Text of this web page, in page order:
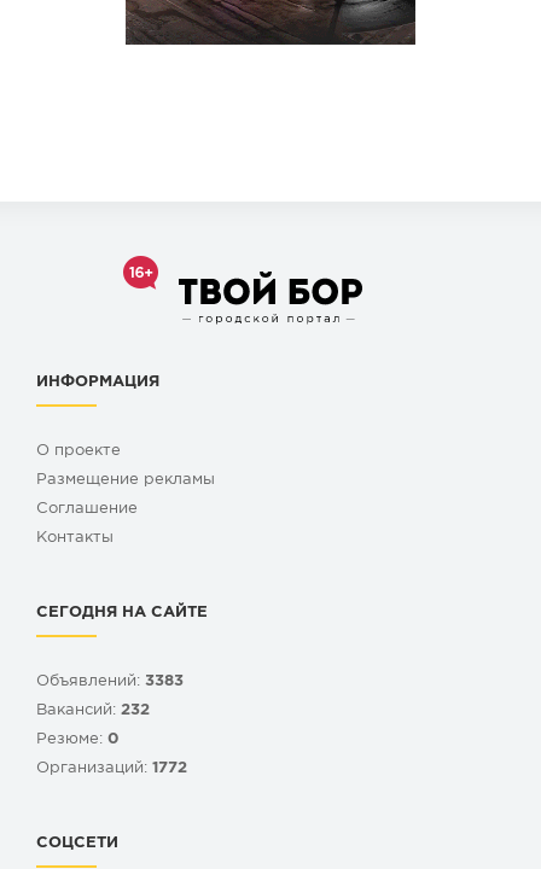
ИНФОРМАЦИЯ
О проекте
Размещение рекламы
Cоглашение
Контакты
СЕГОДНЯ НА САЙТЕ
Объявлений: 3383
Вакансий: 232
Резюме: 0
Организаций: 1772
СОЦСЕТИ